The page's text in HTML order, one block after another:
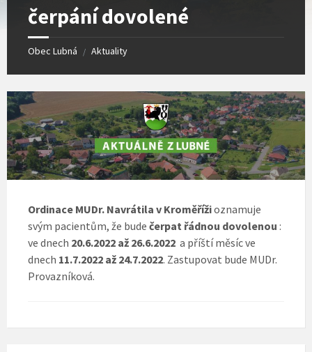
čerpání dovolené
Obec Lubná / Aktuality
Ordinace MUDr. Navrátila v Kroměřížioznamuje
svým pacientům, že bude čerpat řádnou dovolenou :
ve dnech 20.6.2022 až 26.6.2022 a příští měsíc ve
dnech 11.7.2022 až 24.7.2022. Zastupovat bude MUDr.
Provazníková.